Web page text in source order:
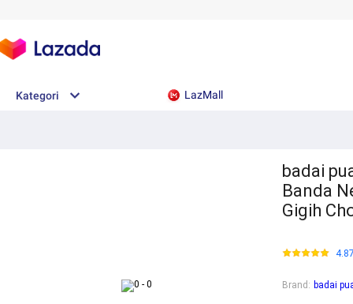
Kategori LazMall
badai
Banda
Gigih
Brand : badai